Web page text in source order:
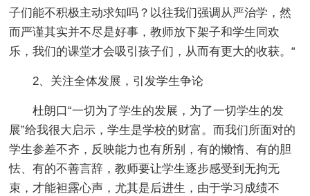
子们能不积极主动求知吗？以往我们强调从严治学，然
而严谨其实并不尽是好事，教师放下架子和学生同欢
乐，我们的课堂才会吸引孩子们，从而有更大的收获。“
2、关注全体发展，引发学生争论
杜朗口“一切为了学生的发展，为了一切学生的发
展”给我很大启示，学生是学校的财富。而我们所面对的
学生参差不齐，反映能力也有所别，有的懒惰、有的胆
怯、有的不善言辞，教师要让学生逐步感受到无拘无
束，才能袒露心声，尤其是后进生，由于学习成绩不